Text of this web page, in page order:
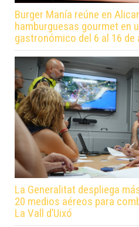
Burger Manía reúne en
hamburguesas gourmet en
gastronómico del 6 al 16 de
La Generalitat despliega
20 medios aéreos para
La Vall d’Uixó